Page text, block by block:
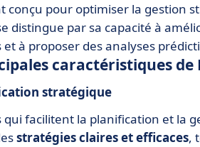
conçu pour optimiser la gestion
distingue par sa capacité à
à proposer des analyses
caractéristiques de
stratégique
facilitent la planification et la
stratégies claires et efficaces,